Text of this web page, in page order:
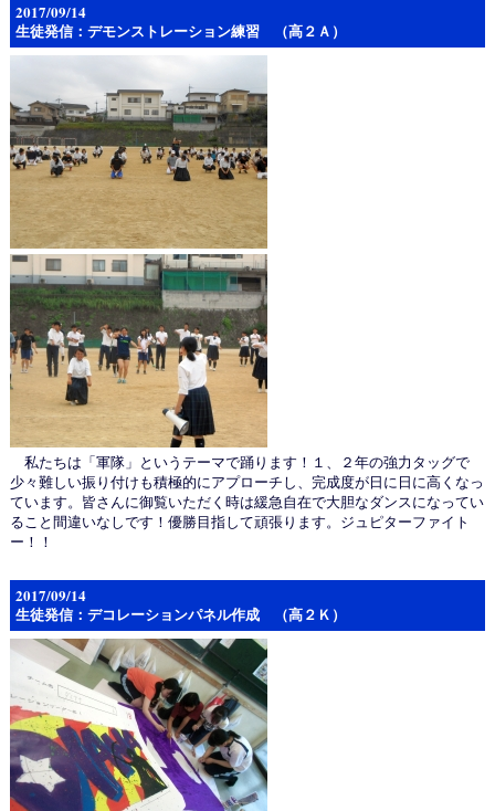
2017/09/14
生徒発信：デモンストレーション練習 （高２Ａ）
私たちは「軍隊」というテーマで踊ります！１、２年の強力タッグで
少々難しい振り付けも積極的にアプローチし、完成度が日に日に高くなっ
ています。皆さんに御覧いただく時は緩急自在で大胆なダンスになってい
ること間違いなしです！優勝目指して頑張ります。ジュピターファイト
ー！！
2017/09/14
生徒発信：デコレーションパネル作成 （高２Ｋ）